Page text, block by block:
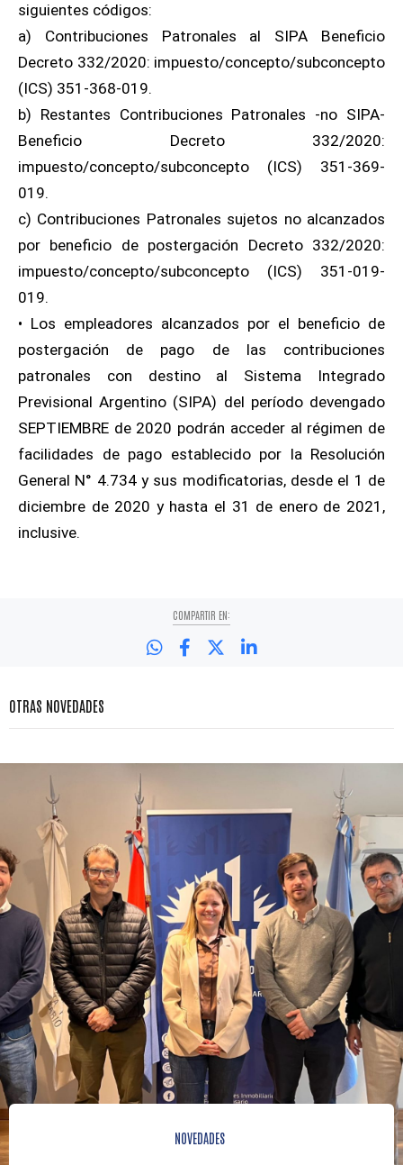
siguientes códigos:
a) Contribuciones Patronales al SIPA Beneficio
Decreto 332/2020: impuesto/concepto/subconcepto
(ICS) 351-368-019.
b) Restantes Contribuciones Patronales -no SIPA-
Beneficio Decreto 332/2020:
impuesto/concepto/subconcepto (ICS) 351-369-
019.
c) Contribuciones Patronales sujetos no alcanzados
por beneficio de postergación Decreto 332/2020:
impuesto/concepto/subconcepto (ICS) 351-019-
019.
• Los empleadores alcanzados por el beneficio de
postergación de pago de las contribuciones
patronales con destino al Sistema Integrado
Previsional Argentino (SIPA) del período devengado
SEPTIEMBRE de 2020 podrán acceder al régimen de
facilidades de pago establecido por la Resolución
General N° 4.734 y sus modificatorias, desde el 1 de
diciembre de 2020 y hasta el 31 de enero de 2021,
inclusive.
COMPARTIR EN:
OTRAS NOVEDADES
NOVEDADES